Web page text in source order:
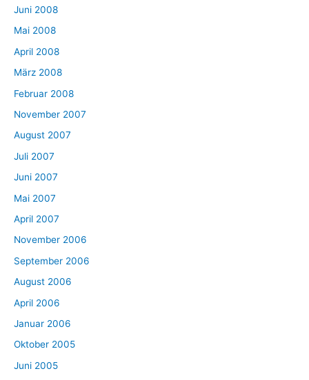
Juni 2008
Mai 2008
April 2008
März 2008
Februar 2008
November 2007
August 2007
Juli 2007
Juni 2007
Mai 2007
April 2007
November 2006
September 2006
August 2006
April 2006
Januar 2006
Oktober 2005
Juni 2005